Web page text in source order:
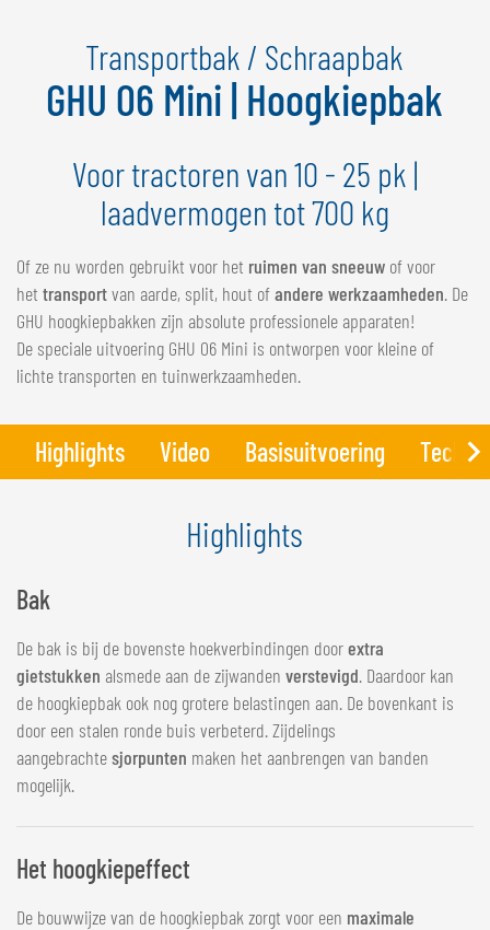
DEUTSCH
GÖWEIL Schweiz
Transportbak / Schraapbak
GHU 06 Mini | Hoogkiepbak
Voor tractoren van 10 - 25 pk |
laadvermogen tot 700 kg
Of ze nu worden gebruikt voor het ruimen van sneeuw of voor
het transportvan aarde, split, hout ofandere werkzaamheden. De
GHU hoogkiepbakken zijn absolute professionele apparaten!
De speciale uitvoering GHU 06 Mini is ontworpen voor kleine of
lichte transporten en tuinwerkzaamheden.
Highlights Video Basisuitvoering
Highlights
Bak
De bak is bij de bovenste hoekverbindingen doorextra
gietstukken alsmede aan de zijwanden verstevigd. Daardoor kan
de hoogkiepbak ook nog grotere belastingen aan. De bovenkant is
door een stalen ronde buis verbeterd. Zijdelings
aangebrachtesjorpunten maken het aanbrengen van banden
mogelijk.
Het hoogkiepeffect
De bouwwijze van de hoogkiepbak zorgt voor een maximale